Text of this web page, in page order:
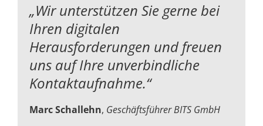
„Wir unterstützen Sie gerne bei
Ihren digitalen
Herausforderungen undfreuen
uns auf Ihre unverbindliche
Kontaktaufnahme.“
Marc Schallehn, Geschäftsführer BITS GmbH